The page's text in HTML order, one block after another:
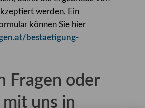
werden. Ein
können Sie hier
bestaetigung-
Fragen oder
uns in